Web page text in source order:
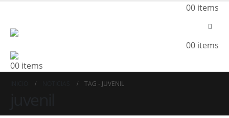
00 items
00 items
00 items
TAG - JUVENIL